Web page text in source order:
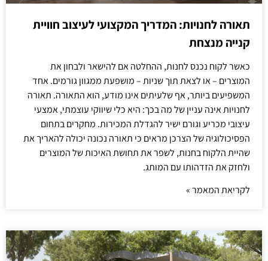
תאורה לחנויות: המדריך המקצועי לעיצוב חוויית
קנייה מנצחת
כאשר לקוח נכנס לחנות, ההחלטה אם להישאר ולבחון את
המוצרים – או לצאת תוך שניות – מושפעת ממגוון גורמים. אחד
המשפיעים ביותר, אף שלעיתים אינו מודע, הוא התאורה. תאורה
לחנויות אינה עניין של מה בכך: היא כלי שיווקי עוצמתי, אמצעי
עיצובי מכריע וגורם ישיר להגדלת המכירות. מחקרים בתחום
הפסיכולוגיה של הצרכן מראים כי תאורה נכונה יכולה להאריך את
שהיית הלקוח בחנות, לשפר את תחושת האיכות של המוצרים
ולחזק את הזדהותו עם המותג.
לקריאת המאמר »